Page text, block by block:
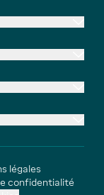
légales
confidentialité